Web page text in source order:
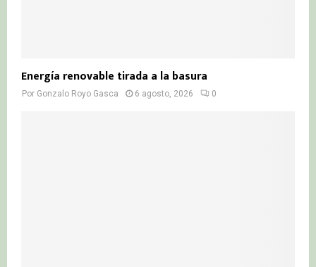
Energía renovable tirada a la basura
Por Gonzalo Royo Gasca 6 agosto, 2026 0